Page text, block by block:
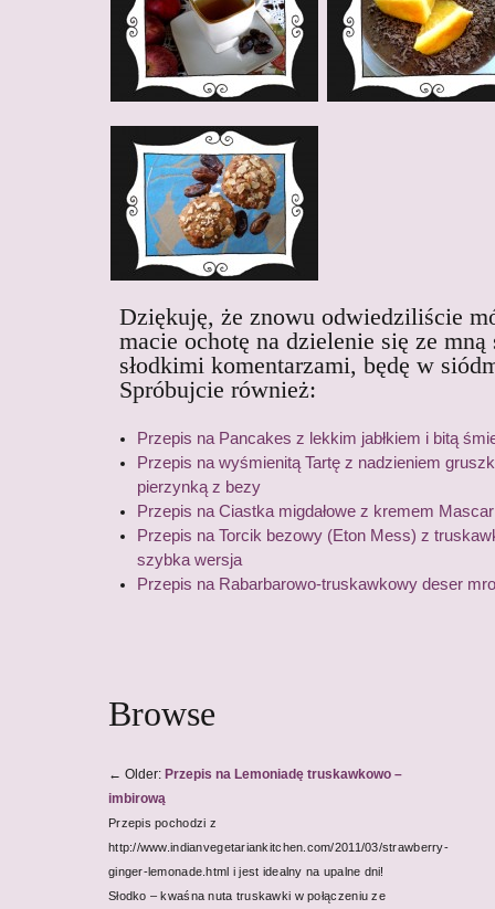
Dziękuję, że znowu odwiedziliście
macie ochotę na dzielenie się ze
słodkimi komentarzami, będę w
Spróbujcie również:
Przepis na Pancakes z lekkim jabłkiem i bitą
Przepis na wyśmienitą Tartę z nadzieniem
pierzynką z bezy
Przepis na Ciastka migdałowe z kremem
Przepis na Torcik bezowy (Eton Mess) z
szybka wersja
Przepis na Rabarbarowo-truskawkowy deser
Browse
← Older: Przepis na Lemoniadę truskawkowo –
imbirową
Przepis pochodzi z
http://www.indianvegetariankitchen.com/2011/03/strawberry-
ginger-lemonade.html i jest idealny na upalne dni!
Słodko – kwaśna nuta truskawki w połączeniu ze